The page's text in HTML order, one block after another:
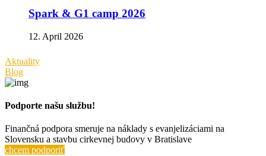
Spark & G1 camp 2026
12. April 2026
Aktuality
Blog
Podporte našu službu!
Finančná podpora smeruje na náklady s evanjelizáciami na
Slovensku a stavbu cirkevnej budovy v Bratislave
chcem podporiť